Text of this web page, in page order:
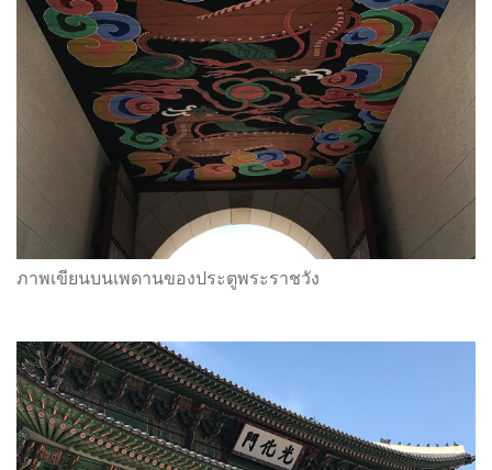
ภาพเขียนบนเพดานของประตูพระราชวัง